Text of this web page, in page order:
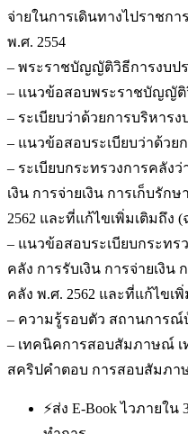
จ่ายในการเดินทางไปราชกา
พ.ศ. 2554
– พระราชบัญญัติวิธีการงบป
– แนวข้อสอบพระราชบัญญัติ
– ระเบียบว่าด้วยการบริหาร
– แนวข้อสอบระเบียบว่าด้วย
– ระเบียบกระทรวงการคลัง
เงิน การจ่ายเงิน การเก็บรัก
2562 และที่แก้ไขเพิ่มเติมถึง
– แนวข้อสอบระเบียบกระทร
คลัง การรับเงิน การจ่ายเงิน
คลัง พ.ศ. 2562 และที่แก้ไขเ
– ความรู้รอบตัว สถานการณ์
– เทคนิคการสอบสัมภาษณ์ เ
สคริปคำตอบ การสอบสัมภา
⚡ส่ง E-Book ไวภายใน